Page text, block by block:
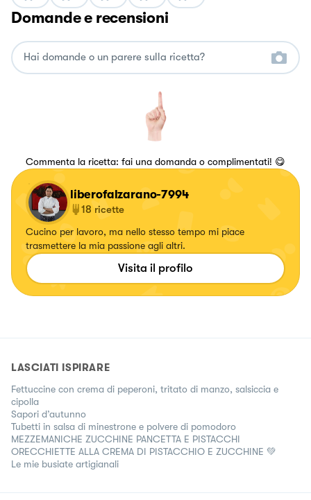
Domande e recensioni
Commenta la ricetta: fai una domanda o complimentati! 😋
liberofalzarano-7994
18 ricette
Cucino per lavoro, ma nello stesso tempo mi piace
trasmettere la mia passione agli altri.
Visita il profilo
LASCIATI ISPIRARE
Fettuccine con crema di peperoni, tritato di manzo, salsiccia e
cipolla
Sapori d’autunno
Tubetti in salsa di minestrone e polvere di pomodoro
MEZZEMANICHE ZUCCHINE PANCETTA E PISTACCHI
ORECCHIETTE ALLA CREMA DI PISTACCHIO E ZUCCHINE 💚
Le mie busiate artigianali